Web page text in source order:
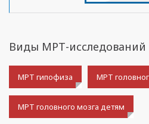
Виды МРТ-исследований
МРТ гипофиза МРТ
МРТ головного мозга детям